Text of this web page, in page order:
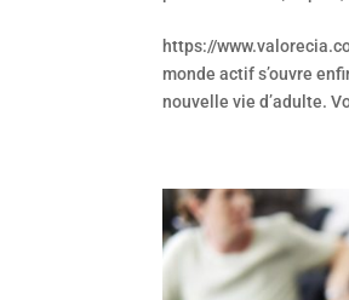
https://
monde actif s’ouvre
nouvelle vie d’adulte.